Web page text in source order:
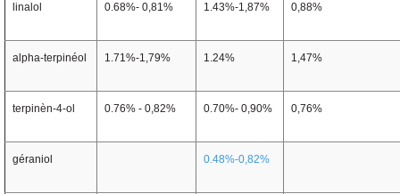
linalol 0.68%- 0,81% 1.43%-1,87% 0,88%
alpha-terpinéol 1.71%-1,79% 1.24% 1,47%
terpinèn-4-ol 0.76% - 0,82% 0.70%- 0,90% 0,76%
géraniol 0.48%-0,82%